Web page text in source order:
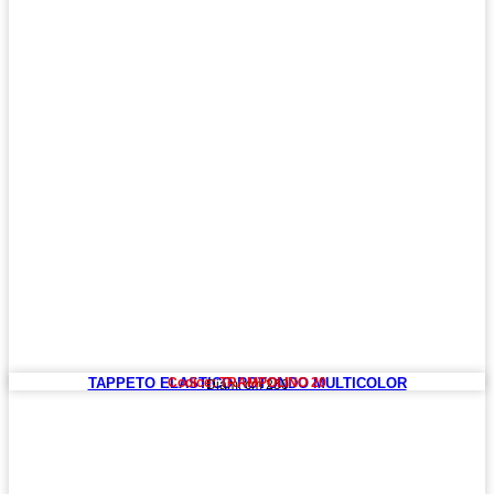
TAPPETO ELASTICO ROTONDO MULTICOLOR
Diam. cm 250
Codice: TRAMPOLINO 20